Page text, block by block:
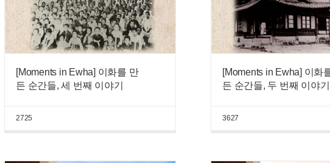
[Moments in Ewha] 이화를 만
든 순간들, 세 번째 이야기
2725
[Moments in Ewha] 이화
든 순간들, 두 번째 이야기
3627